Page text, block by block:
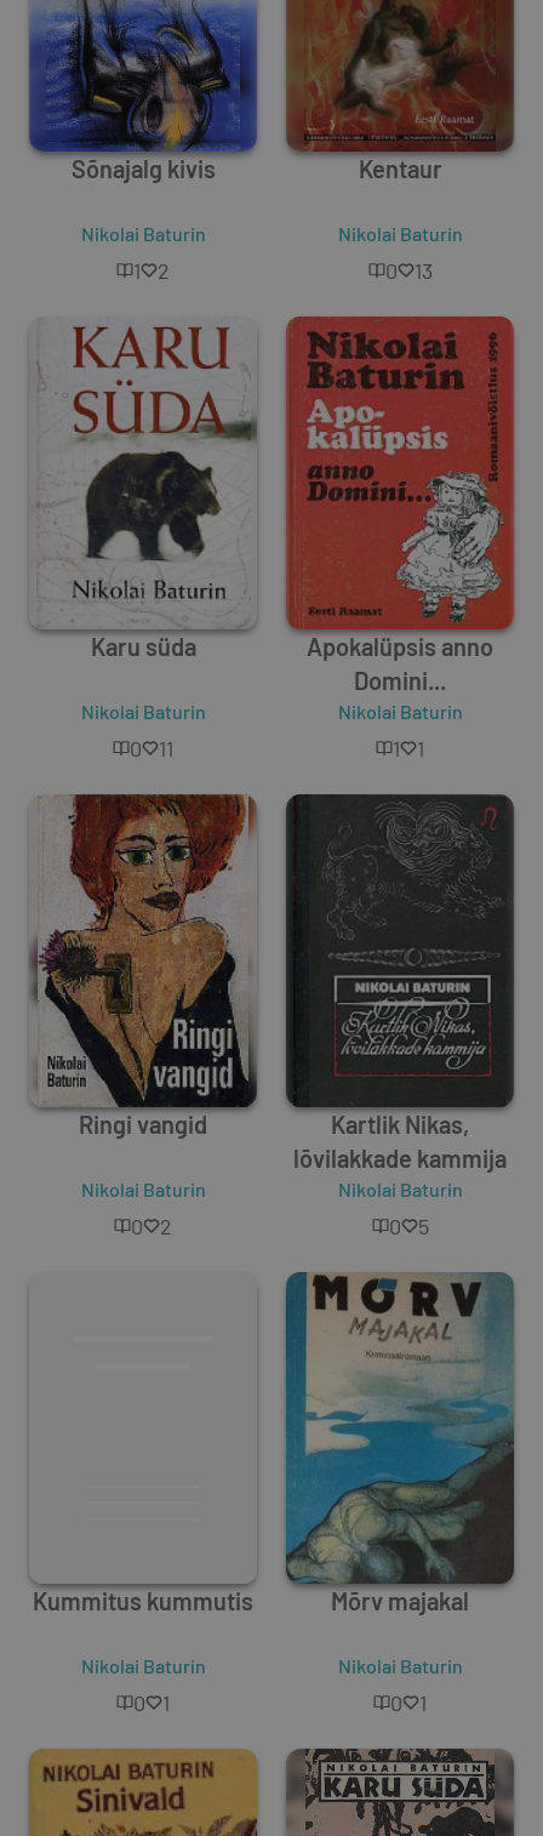
Sõnajalg kivis
Nikolai Baturin
1 2
Kentaur
Nikolai Baturin
0 13
Karu süda
Nikolai Baturin
0 11
Apokalüpsis anno
Domini...
Nikolai Baturin
1 1
Ringi vangid
Nikolai Baturin
0 2
Kartlik Nikas,
lõvilakkade kammija
Nikolai Baturin
0 5
Kummitus kummutis
Nikolai Baturin
0 1
Mõrv majakal
Nikolai Baturin
0 1